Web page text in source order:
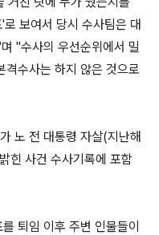
보여서 당시 수사팀은 대
"수사의 우선순위에서 밀
격수사는 하지 않은 것으로
노 전 대통령 자살(지난해
힌 사건 수사기록에 포함
퇴임 이후 주변 인물들이